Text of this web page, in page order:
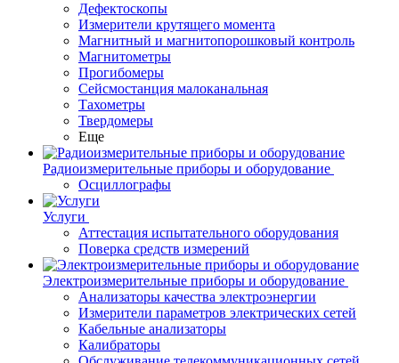
Дефектоскопы
Измерители крутящего момента
Магнитный и магнитопорошковый контроль
Магнитометры
Прогибомеры
Сейсмостанция малоканальная
Тахометры
Твердомеры
Еще
Радиоизмерительные приборы и оборудование
Осциллографы
Услуги
Аттестация испытательного оборудования
Поверка средств измерений
Электроизмерительные приборы и оборудование
Анализаторы качества электроэнергии
Измерители параметров электрических сетей
Кабельные анализаторы
Калибраторы